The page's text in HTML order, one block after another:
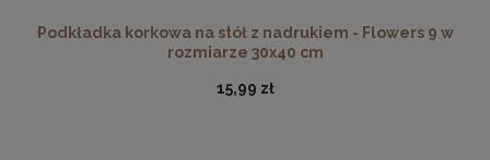
Podkładka korkowa na stół z nadrukiem - Flowers 9 w
rozmiarze 30x40 cm
15,99 zł